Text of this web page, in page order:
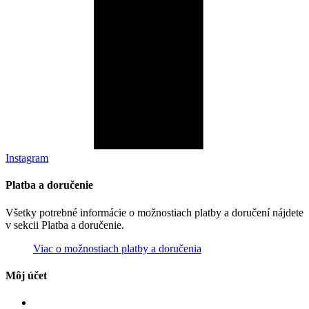
Instagram
Platba a doručenie
Všetky potrebné informácie o možnostiach platby a doručení nájdete
v sekcii Platba a doručenie.
Viac o možnostiach platby a doručenia
Môj účet